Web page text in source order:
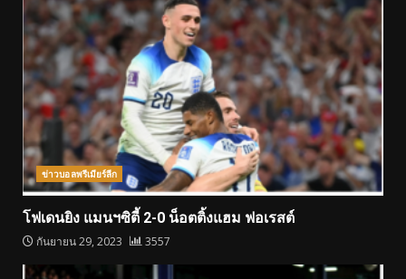
ข่าวบอลพรีเมียร์ลีก
โฟเดนยิง แมนฯซิตี้ 2-0 น็อตติ้งแฮม ฟอเรสต์
กันยายน 29, 2023 3557